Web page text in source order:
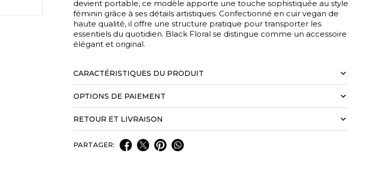
devient portable, ce modèle apporte une touche sophistiquée au style
féminin grâce à ses détails artistiques. Confectionné en cuir vegan de
haute qualité, il offre une structure pratique pour transporter les
essentiels du quotidien. Black Floral se distingue comme un accessoire
élégant et original.
CARACTÉRISTIQUES DU PRODUIT
OPTIONS DE PAIEMENT
RETOUR ET LIVRAISON
PARTAGER: